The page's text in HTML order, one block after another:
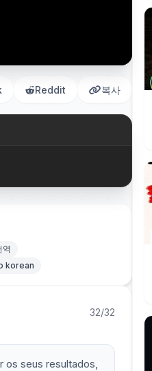
Reddit 복사
역
korean
32/32
os seus resultados,